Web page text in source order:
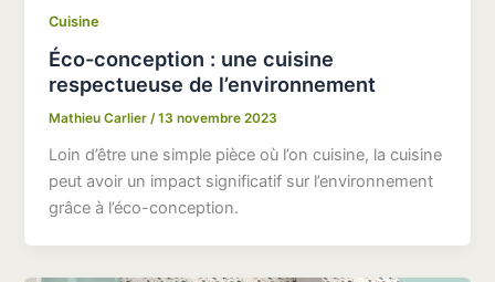
Cuisine
Éco-conception : une cuisine
respectueuse de l’environnement
Mathieu Carlier/13 novembre 2023
Loin d’être une simple pièce où l’on cuisine, la cuisine
peut avoir un impact significatif sur l’environnement
grâce à l’éco-conception.